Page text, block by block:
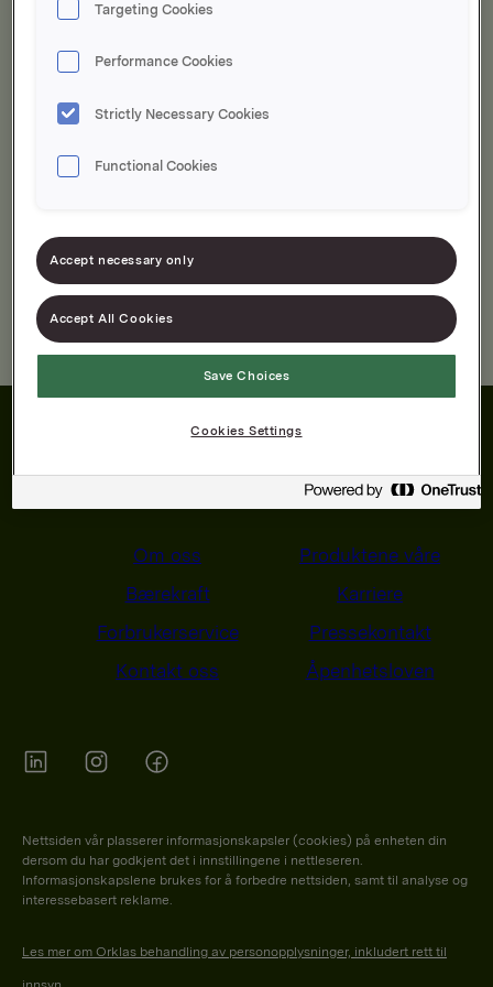
Velg i Energidrikker
Er du allergisk?
Ingen treff på søket ditt. Prøv igjen.
Om oss
Produktene våre
Bærekraft
Karriere
Forbrukerservice
Pressekontakt
Kontakt oss
Åpenhetsloven
Nettsiden vår plasserer informasjonskapsler (cookies) på enheten din
dersom du har godkjent det i innstillingene i nettleseren.
Informasjonskapslene brukes for å forbedre nettsiden, samt til analyse og
interessebasert reklame.
Les mer om Orklas behandling av personopplysninger, inkludert rett til
Targeting Cookies
Performance Cookies
Strictly Necessary Cookies
Functional Cookies
Accept necessary only
Accept All Cookies
Save Choices
Cookies Settings